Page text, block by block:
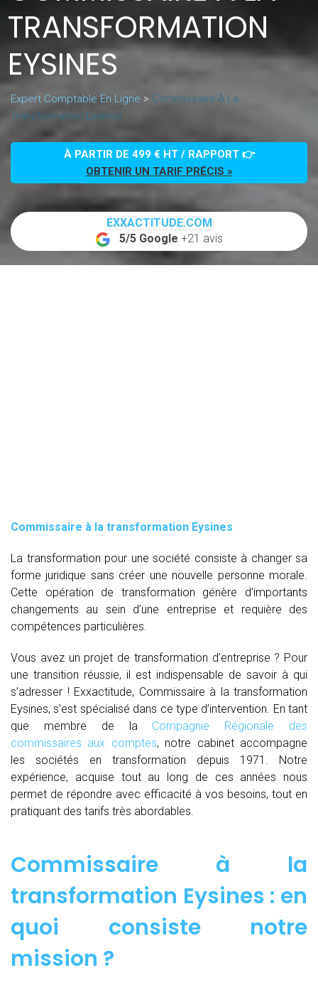
TRANSFORMATION
EYSINES
Expert Comptable En Ligne > Commissaire À La
Transformation Eysines
À PARTIR DE 499 € HT / RAPPORT 👉
OBTENIR UN TARIF PRÉCIS »
EXXACTITUDE.COM
5/5 Google +21 avis
Commissaire à la transformation Eysines
La transformation pour une société consiste à changer sa
forme juridique sans créer une nouvelle personne morale.
Cette opération de transformation génère d’importants
changements au sein d’une entreprise et requière des
compétences particulières.
Vous avez un projet de transformation d’entreprise ? Pour
une transition réussie, il est indispensable de savoir à qui
s’adresser ! Exxactitude, Commissaire à la transformation
Eysines, s’est spécialisé dans ce type d’intervention. En tant
que membre de la Compagnie Régionale des
commissaires aux comptes, notre cabinet accompagne
les sociétés en transformation depuis 1971. Notre
expérience, acquise tout au long de ces années nous
permet de répondre avec efficacité à vos besoins, tout en
pratiquant des tarifs très abordables.
Commissaire à la
transformation Eysines : en
quoi consiste notre
mission ?